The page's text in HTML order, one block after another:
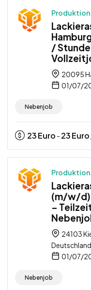
/
20095
01/07/
Nebenjob
23Euro - 23Euro
(m/w/d)
–
24103
Deutschland
01/07/
Nebenjob